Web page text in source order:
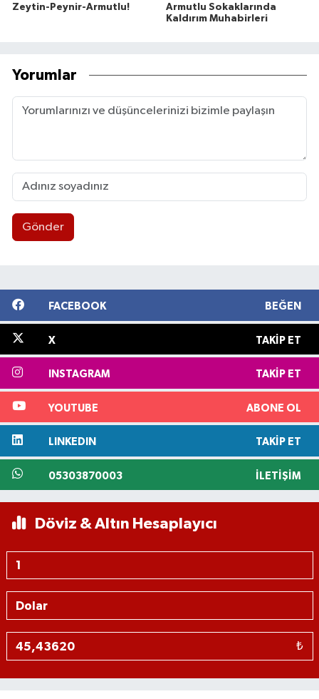
Zeytin-Peynir-Armutlu!
Armutlu Sokaklarında
Kaldırım Muhabirleri
Yorumlar
Gönder
FACEBOOK BEĞEN
X TAKIP ET
INSTAGRAM TAKIP ET
YOUTUBE ABONE OL
LINKEDIN TAKIP ET
05303870003 İLETIŞIM
Döviz & Altın Hesaplayıcı
₺